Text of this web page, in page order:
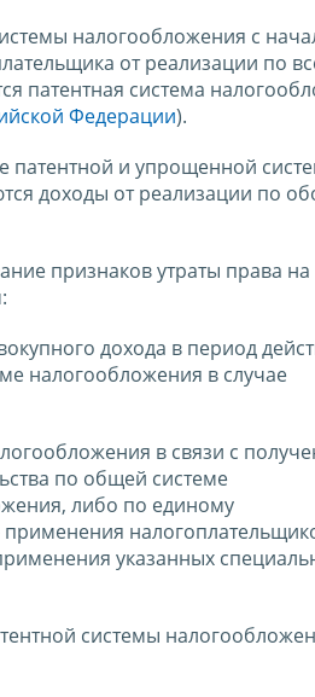
налогообложения с
от реализации по
патентная система
Федерации).
патентной и упрощенной
доходы от реализации по
признаков утраты права на
дохода в период
налогообложения в случае
в связи с
по общей системе
либо по единому
применения
указанных
системы